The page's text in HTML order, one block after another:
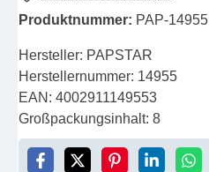
Produktnummer: PAP-14955
Hersteller: PAPSTAR
Herstellernummer: 14955
EAN: 4002911149553
Großpackungsinhalt: 8